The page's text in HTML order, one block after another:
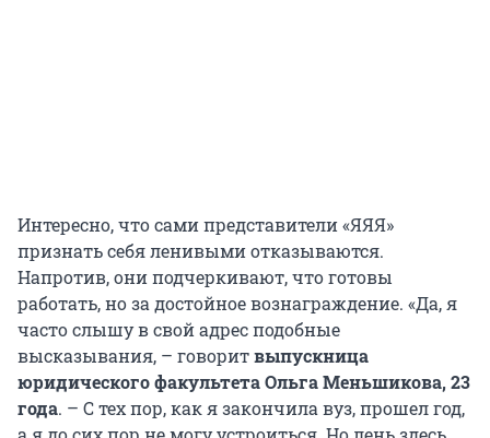
Интересно, что сами представители «ЯЯЯ»
признать себя ленивыми отказываются.
Напротив, они подчеркивают, что готовы
работать, но за достойное вознаграждение. «Да, я
часто слышу в свой адрес подобные
высказывания, – говоритвыпускница
юридического факультета Ольга Меньшикова, 23
года. – С тех пор, как я закончила вуз, прошел год,